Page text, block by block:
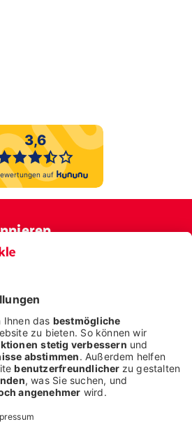
möchten wir wissen, ob Sie bereits